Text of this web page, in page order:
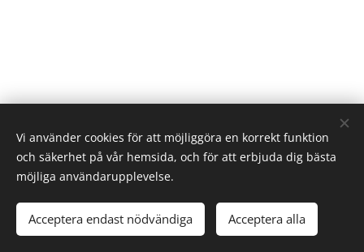
© 2024 YAYOI KIYOTA MALM
Cookies
Vi använder cookies för att möjliggöra en korrekt funktion
och säkerhet på vår hemsida, och för att erbjuda dig bästa
möjliga användarupplevelse.
Acceptera endast nödvändiga Acceptera alla